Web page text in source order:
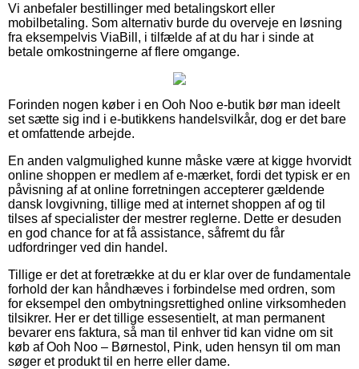
Vi anbefaler bestillinger med betalingskort eller
mobilbetaling. Som alternativ burde du overveje en løsning
fra eksempelvis ViaBill, i tilfælde af at du har i sinde at
betale omkostningerne af flere omgange.
Forinden nogen køber i en Ooh Noo e-butik bør man ideelt
set sætte sig ind i e-butikkens handelsvilkår, dog er det bare
et omfattende arbejde.
En anden valgmulighed kunne måske være at kigge hvorvidt
online shoppen er medlem af e-mærket, fordi det typisk er en
påvisning af at online forretningen accepterer gældende
dansk lovgivning, tillige med at internet shoppen af og til
tilses af specialister der mestrer reglerne. Dette er desuden
en god chance for at få assistance, såfremt du får
udfordringer ved din handel.
Tillige er det at foretrække at du er klar over de fundamentale
forhold der kan håndhæves i forbindelse med ordren, som
for eksempel den ombytningsrettighed online virksomheden
tilsikrer. Her er det tillige essesentielt, at man permanent
bevarer ens faktura, så man til enhver tid kan vidne om sit
køb af Ooh Noo – Børnestol, Pink, uden hensyn til om man
søger et produkt til en herre eller dame.